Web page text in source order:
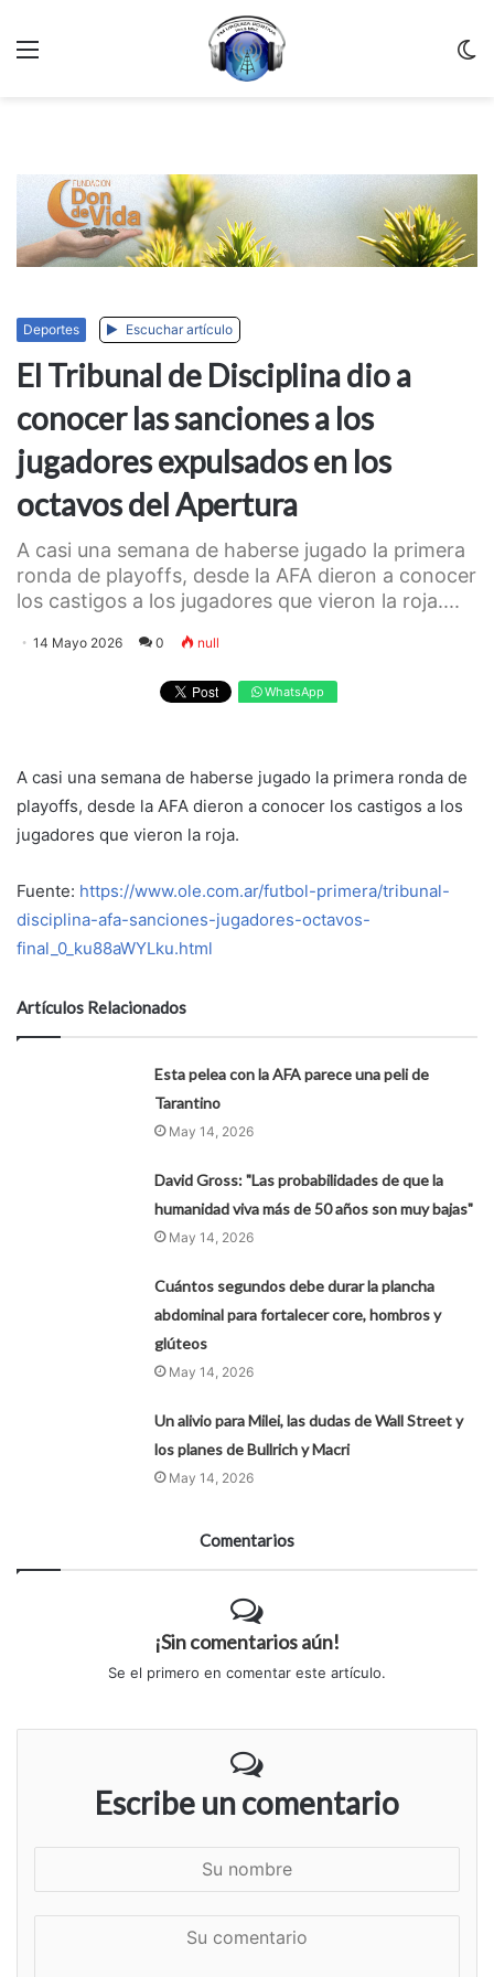
Deportes Escuchar artículo
El Tribunal de Disciplina dio a
conocer las sanciones a los
jugadores expulsados en los
octavos del Apertura
A casi una semana de haberse jugado la primera
ronda de playoffs, desde la AFA dieron a conocer
los castigos a los jugadores que vieron la roja....
14 Mayo 2026 0 null
WhatsApp
A casi una semana de haberse jugado la primera ronda de
playoffs, desde la AFA dieron a conocer los castigos a los
jugadores que vieron la roja.
Fuente: https://www.ole.com.ar/futbol-primera/tribunal-
disciplina-afa-sanciones-jugadores-octavos-
final_0_ku88aWYLku.html
Artículos Relacionados
Esta pelea con la AFA parece una peli de
Tarantino
May 14, 2026
David Gross: "Las probabilidades de que la
humanidad viva más de 50 años son muy bajas"
May 14, 2026
Cuántos segundos debe durar la plancha
abdominal para fortalecer core, hombros y
glúteos
May 14, 2026
Un alivio para Milei, las dudas de Wall Street y
los planes de Bullrich y Macri
May 14, 2026
Comentarios
¡Sin comentarios aún!
Se el primero en comentar este artículo.
Escribe un comentario